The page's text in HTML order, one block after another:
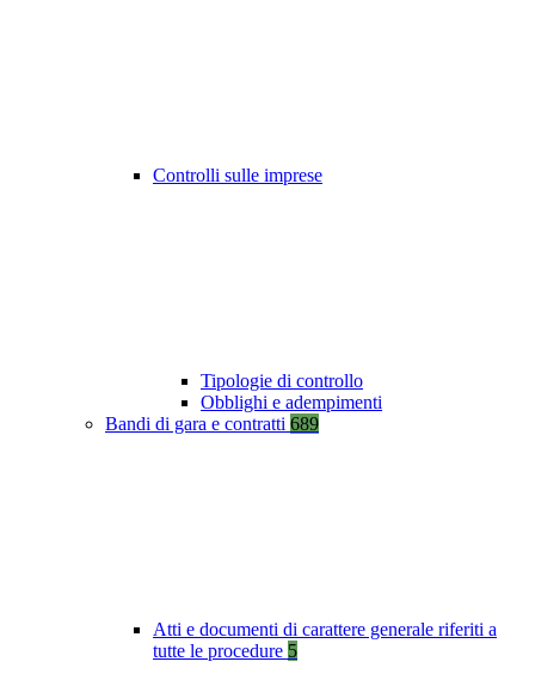
Controlli sulle imprese
Tipologie di controllo
Obblighi e adempimenti
Bandi di gara e contratti 689
Atti e documenti di carattere generale riferiti a
tutte le procedure 5